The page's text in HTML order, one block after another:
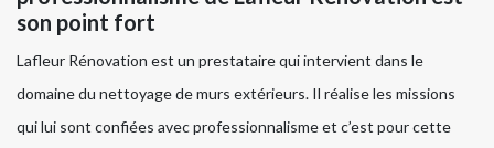
son point fort
Lafleur Rénovation est un prestataire qui intervient dans le
domaine du nettoyage de murs extérieurs. Il réalise les missions
qui lui sont confiées avec professionnalisme et c’est pour cette